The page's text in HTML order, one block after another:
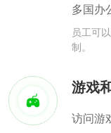
多国办
员工可
制。
游戏
访问游